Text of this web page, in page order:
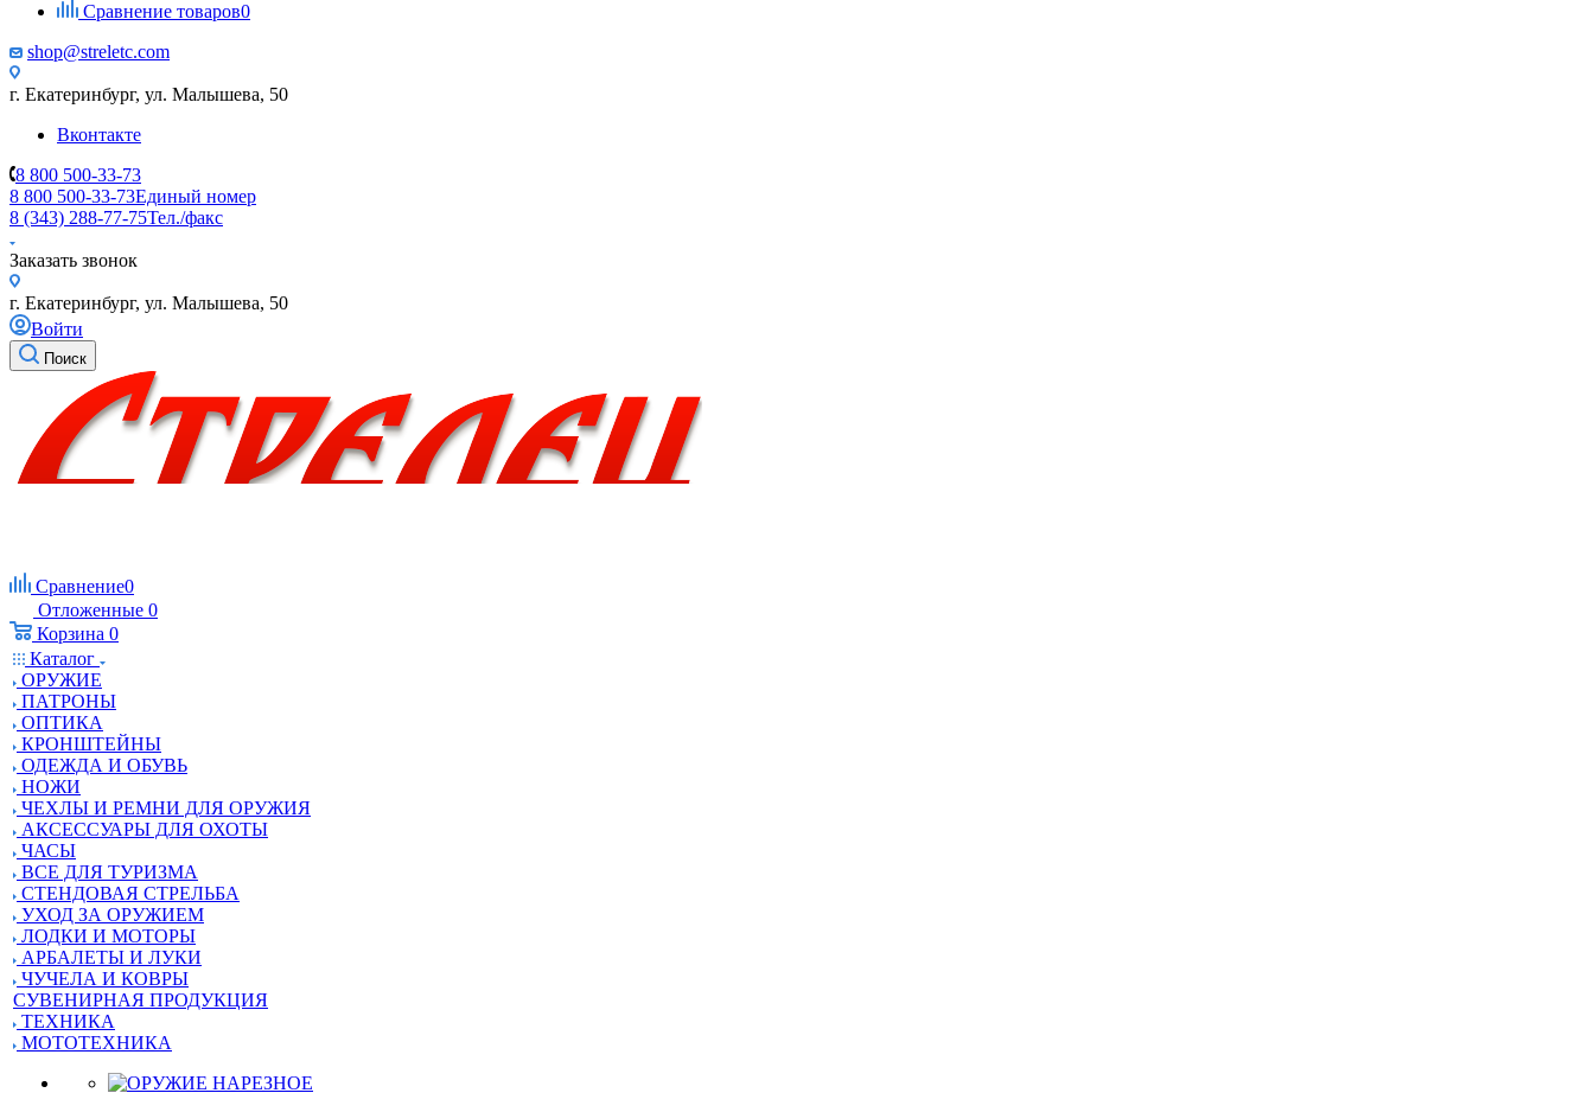
Сравнение товаров0
shop@streletc.com
г. Екатеринбург, ул. Малышева, 50
Вконтакте
8 800 500-33-73
8 800 500-33-73Единый номер
8 (343) 288-77-75Тел./факс
Заказать звонок
г. Екатеринбург, ул. Малышева, 50
Войти
Поиск
Сравнение0
Отложенные 0
Корзина 0
Каталог
ОРУЖИЕ
ПАТРОНЫ
ОПТИКА
КРОНШТЕЙНЫ
ОДЕЖДА И ОБУВЬ
НОЖИ
ЧЕХЛЫ И РЕМНИ ДЛЯ ОРУЖИЯ
АКСЕССУАРЫ ДЛЯ ОХОТЫ
ЧАСЫ
ВСЕ ДЛЯ ТУРИЗМА
СТЕНДОВАЯ СТРЕЛЬБА
УХОД ЗА ОРУЖИЕМ
ЛОДКИ И МОТОРЫ
АРБАЛЕТЫ И ЛУКИ
ЧУЧЕЛА И КОВРЫ
СУВЕНИРНАЯ ПРОДУКЦИЯ
ТЕХНИКА
МОТОТЕХНИКА